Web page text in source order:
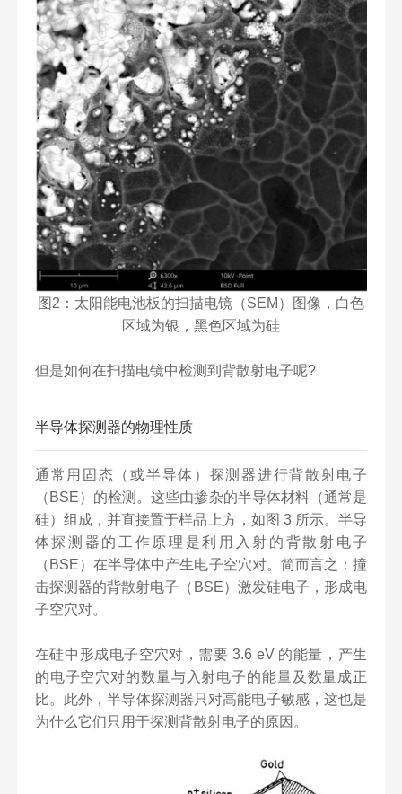
图2：太阳能电池板的扫描电镜（SEM）图像，白色
区域为银，黑色区域为硅
但是如何在扫描电镜中检测到背散射电子呢?
半导体探测器的物理性质
通常用固态（或半导体）探测器进行背散射电子
（BSE）的检测。这些由掺杂的半导体材料（通常是
硅）组成，并直接置于样品上方，如图 3 所示。半导
体探测器的工作原理是利用入射的背散射电子
（BSE）在半导体中产生电子空穴对。简而言之：撞
击探测器的背散射电子（BSE）激发硅电子，形成电
子空穴对。
在硅中形成电子空穴对，需要 3.6 eV 的能量，产生
的电子空穴对的数量与入射电子的能量及数量成正
比。此外，半导体探测器只对高能电子敏感，这也是
为什么它们只用于探测背散射电子的原因。